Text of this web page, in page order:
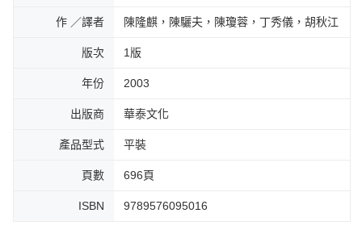
作 ／譯者 陳隆麒，陳驪夫，陳瓊蓉，丁秀儀，胡秋江
版次 1版
年份 2003
出版商 華泰文化
產品型式 平裝
頁數 696頁
ISBN 9789576095016